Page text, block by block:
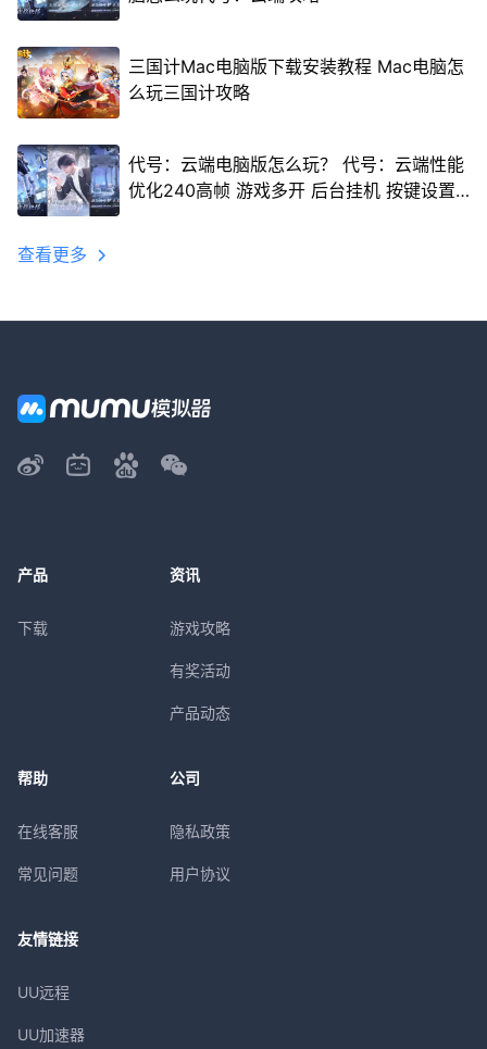
三国计Mac电脑版下载安装教程 Mac电脑怎
么玩三国计攻略
代号：云端电脑版怎么玩？ 代号：云端性能
优化240高帧 游戏多开 后台挂机 按键设置
查看更多
产品
下载
资讯
游戏攻略
有奖活动
产品动态
帮助
在线客服
常见问题
公司
隐私政策
用户协议
友情链接
UU远程
UU加速器